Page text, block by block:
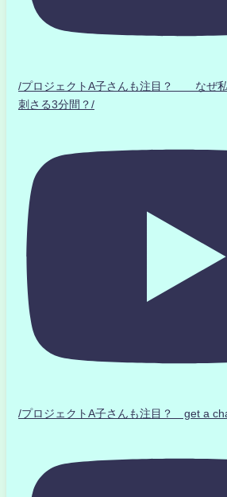
/プロジェクトA子さんも注目？ なぜ私
刺さる3分間？/
/プロジェクトA子さんも注目？ get a